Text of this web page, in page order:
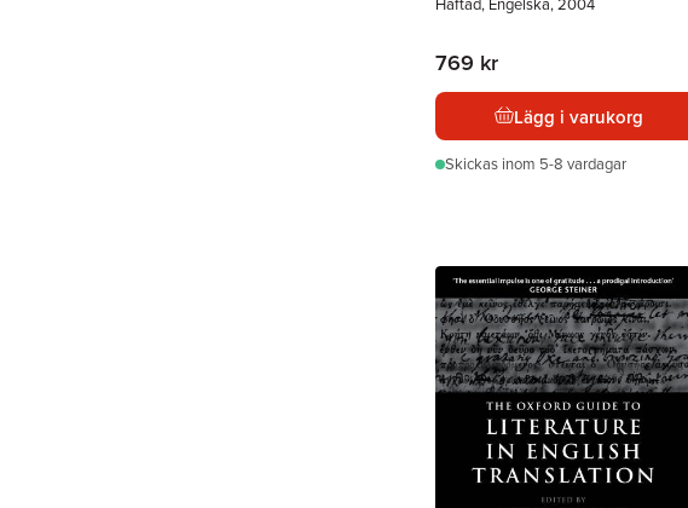
769 kr
Lägg i varukorg
Skickas inom 5-8 vardagar